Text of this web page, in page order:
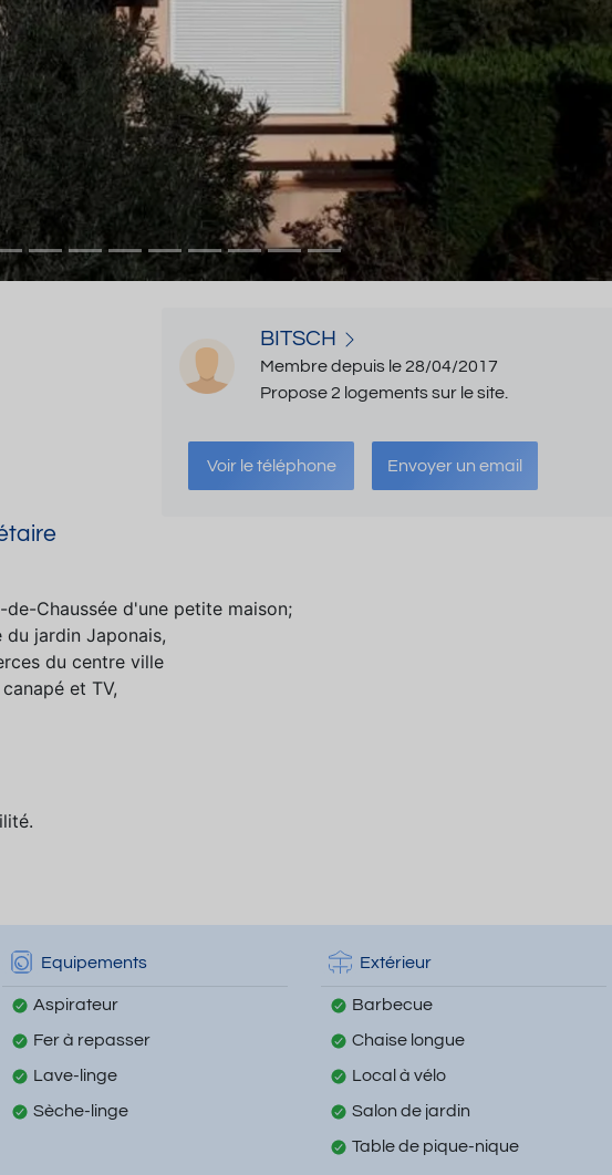
BITSCH
Membre depuis le 28/04/2017
Propose 2 logements sur le site.
Voir le téléphone Envoyer un email
Chaussée d'une petite maison;
jardin Japonais,
du centre ville
et TV,
Equipements
Aspirateur
Fer à repasser
Lave-linge
Sèche-linge
Extérieur
Barbecue
Chaise longue
Local à vélo
Salon de jardin
Table de pique-nique